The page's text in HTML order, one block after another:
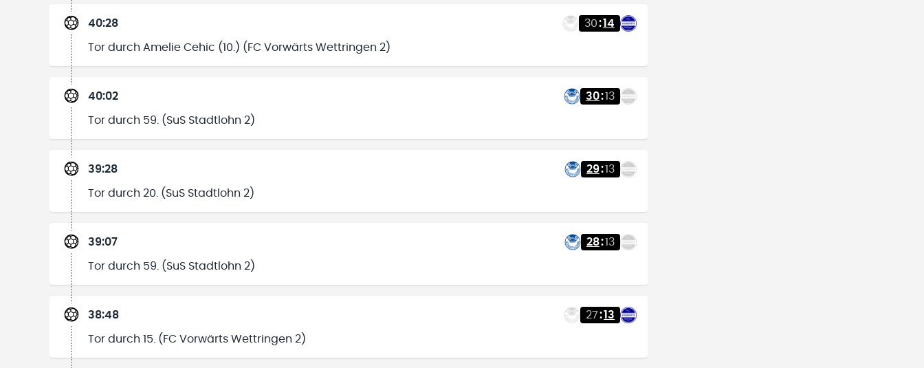
40:28 30:14
Tor durch Amelie Cehic (10.) (FC Vorwärts Wettringen 2)
40:02 30:13
Tor durch 59. (SuS Stadtlohn 2)
39:28 29:13
Tor durch 20. (SuS Stadtlohn 2)
39:07 28:13
Tor durch 59. (SuS Stadtlohn 2)
38:48 27:13
Tor durch 15. (FC Vorwärts Wettringen 2)